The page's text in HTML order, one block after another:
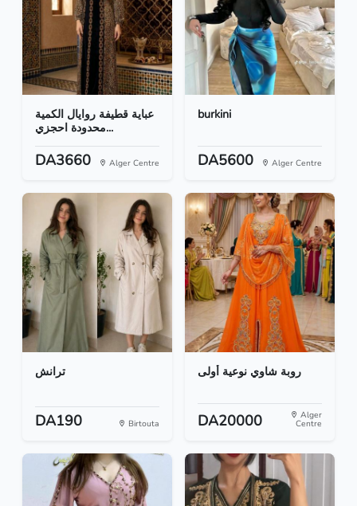
عباية قطيفة روايال الكمية
محدودة احجزي...
DA3660 Alger Centre
burkini
DA5600 Alger Centre
ترانش
DA190 Birtouta
روبة شاوي نوعية أولى
DA20000 Alger
Centre